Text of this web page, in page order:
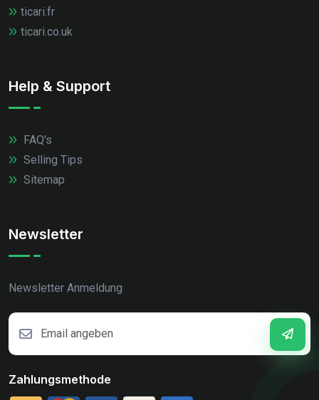
ticari.fr
ticari.co.uk
Help & Support
FAQ's
Selling Tips
Sitemap
Newsletter
Newsletter Anmeldung
Zahlungsmethode